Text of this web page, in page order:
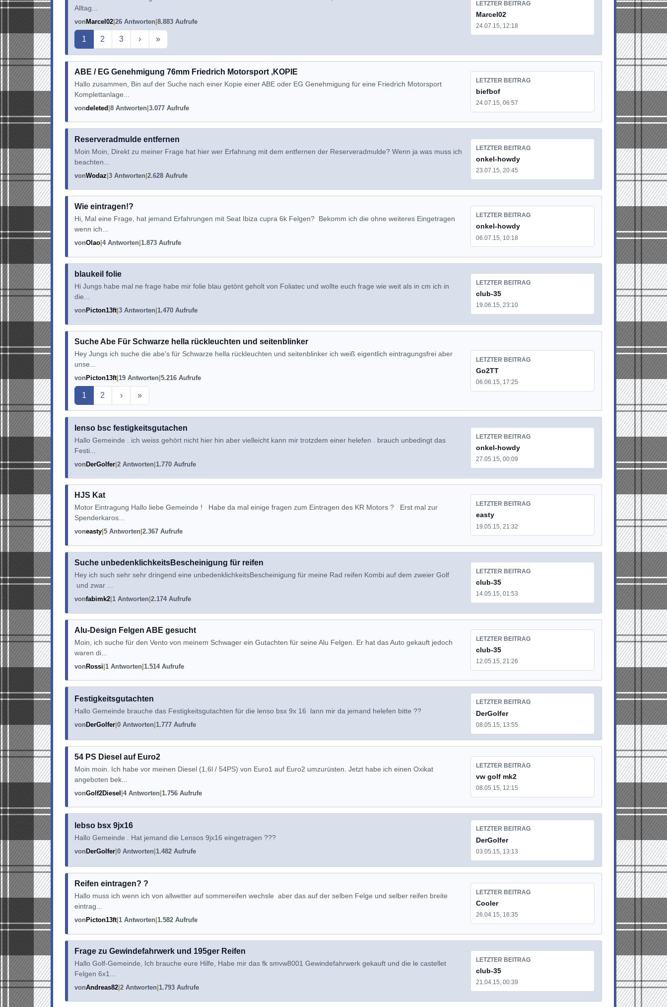
Alltag...
von Marcel02 26 Antworten 8.883 Aufrufe
Aktuelle Seite
1 2 3 › »
LETZTER BEITRAG
Marcel02
24.07.15, 12:18
ABE / EG Genehmigung 76mm Friedrich Motorsport ,KOPIE
Hallo zusammen, Bin auf der Suche nach einer Kopie einer ABE oder EG Genehmigung für eine Friedrich Motorsport
Komplettanlage...
vondeleted 8 Antworten 3.077 Aufrufe
LETZTER BEITRAG
biefbof
24.07.15, 06:57
Reserveradmulde entfernen
Moin Moin, Direkt zu meiner Frage hat hier wer Erfahrung mit dem entfernen der Reserveradmulde? Wenn ja was muss ich
beachten...
vonWodaz 3 Antworten 2.628 Aufrufe
LETZTER BEITRAG
onkel-howdy
23.07.15, 20:45
Wie eintragen!?
Hi, Mal eine Frage, hat jemand Erfahrungen mit Seat Ibiza cupra 6k Felgen? Bekomm ich die ohne weiteres Eingetragen
wenn ich...
vonOlao 4 Antworten 1.873 Aufrufe
LETZTER BEITRAG
onkel-howdy
06.07.15, 10:18
blaukeil folie
Hi Jungs habe mal ne frage habe mir folie blau getönt geholt von Foliatec und wollte euch frage wie weit als in cm ich in
die...
von Picton13ft 3 Antworten 1.470 Aufrufe
LETZTER BEITRAG
club-35
19.06.15, 23:10
Suche Abe Für Schwarze hella rückleuchten und seitenblinker
Hey Jungs ich suche die abe's für Schwarze hella rückleuchten und seitenblinker ich weiß eigentlich eintragungsfrei aber
unse...
vonPicton13ft 19 Antworten 5.216 Aufrufe
Aktuelle Seite
1 2 › »
LETZTER BEITRAG
Go2TT
06.06.15, 17:25
lenso bsc festigkeitsgutachen
Hallo Gemeinde . ich weiss gehört nicht hier hin aber vielleicht kann mir trotzdem einer helefen . brauch unbedingt das
Festi...
vonDerGolfer 2 Antworten 1.770 Aufrufe
LETZTER BEITRAG
onkel-howdy
27.05.15, 00:09
HJS Kat
Motor Eintragung Hallo liebe Gemeinde ! Habe da mal einige fragen zum Eintragen des KR Motors ? Erst mal zur
Spenderkaros...
voneasty 5 Antworten 2.367 Aufrufe
LETZTER BEITRAG
easty
19.05.15, 21:32
Suche unbedenklichkeitsBescheinigung für reifen
Hey ich such sehr sehr dringend eine unbedenklichkeitsBescheinigung für meine Rad reifen Kombi auf dem zweier Golf
und zwar ...
vonfabimk2 1 Antworten 2.174 Aufrufe
LETZTER BEITRAG
club-35
14.05.15, 01:53
Alu-Design Felgen ABE gesucht
Moin, ich suche für den Vento von meinem Schwager ein Gutachten für seine Alu Felgen. Er hat das Auto gekauft jedoch
waren di...
vonRossi 1 Antworten 1.514 Aufrufe
LETZTER BEITRAG
club-35
12.05.15, 21:26
Festigkeitsgutachten
Hallo Gemeinde brauche das Festigkeitsgutachten für die lenso bsx 9x 16 lann mir da jemand helefen bitte ??
von DerGolfer 0 Antworten 1.777 Aufrufe
LETZTER BEITRAG
DerGolfer
08.05.15, 13:55
54 PS Diesel auf Euro2
Moin moin. Ich habe vor meinen Diesel (1,6l / 54PS) von Euro1 auf Euro2 umzurüsten. Jetzt habe ich einen Oxikat
angeboten bek...
vonGolf2Diesel 4 Antworten 1.756 Aufrufe
LETZTER BEITRAG
vw golf mk2
08.05.15, 12:15
lebso bsx 9jx16
Hallo Gemeinde . Hat jemand die Lensos 9jx16 eingetragen ???
von DerGolfer 0 Antworten 1.482 Aufrufe
LETZTER BEITRAG
DerGolfer
03.05.15, 13:13
Reifen eintragen? ?
Hallo muss ich wenn ich von allwetter auf sommereifen wechsle aber das auf der selben Felge und selber reifen breite
eintrag...
vonPicton13ft 1 Antworten 1.582 Aufrufe
LETZTER BEITRAG
Cooler
26.04.15, 16:35
Frage zu Gewindefahrwerk und 195ger Reifen
Hallo Golf-Gemeinde, Ich brauche eure Hilfe, Habe mir das fk smvw8001 Gewindefahrwerk gekauft und die le castellet
Felgen 6x1...
vonAndreas82 2 Antworten 1.793 Aufrufe
LETZTER BEITRAG
club-35
21.04.15, 00:39